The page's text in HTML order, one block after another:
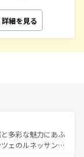
詳細を見る
多彩な魅力にあふ
ェのルネッサンス